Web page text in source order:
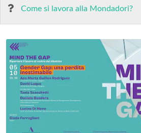
Come si lavora alla Mondadori?